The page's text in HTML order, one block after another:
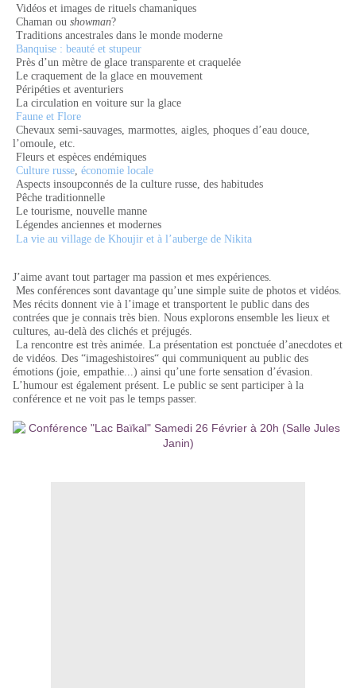
Vidéos et images de rituels chamaniques
Chaman ou showman?
Traditions ancestrales dans le monde moderne
Banquise : beauté et stupeur
Près d’un mètre de glace transparente et craquelée
Le craquement de la glace en mouvement
Péripéties et aventuriers
La circulation en voiture sur la glace
Faune et Flore
Chevaux semi-sauvages, marmottes, aigles, phoques d’eau douce,
l’omoule, etc.
Fleurs et espèces endémiques
Culture russe, économie locale
Aspects insoupconnés de la culture russe, des habitudes
Pêche traditionnelle
Le tourisme, nouvelle manne
Légendes anciennes et modernes
La vie au village de Khoujir et à l’auberge de Nikita
J’aime avant tout partager ma passion et mes expériences.
Mes conférences sont davantage qu’une simple suite de photos et vidéos.
Mes récits donnent vie à l’image et transportent le public dans des
contrées que je connais très bien. Nous explorons ensemble les lieux et
cultures, au-delà des clichés et préjugés.
La rencontre est très animée. La présentation est ponctuée d’anecdotes et
de vidéos. Des “imageshistoires“ qui communiquent au public des
émotions (joie, empathie...) ainsi qu’une forte sensation d’évasion.
L’humour est également présent. Le public se sent participer à la
conférence et ne voit pas le temps passer.